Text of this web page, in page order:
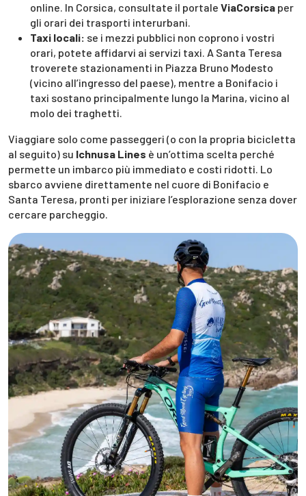
online. In Corsica, consultate il portale ViaCorsica per
gli orari dei trasporti interurbani.
Taxi locali: se i mezzi pubblici non coprono i vostri
orari, potete affidarvi ai servizi taxi. A Santa Teresa
troverete stazionamenti in Piazza Bruno Modesto
(vicino all’ingresso del paese), mentre a Bonifacio i
taxi sostano principalmente lungo la Marina, vicino al
molo dei traghetti.
Viaggiare solo come passeggeri (o con la propria bicicletta
al seguito) su Ichnusa Lines è un’ottima scelta perché
permette un imbarco più immediato e costi ridotti. Lo
sbarco avviene direttamente nel cuore di Bonifacio e
Santa Teresa, pronti per iniziare l’esplorazione senza dover
cercare parcheggio.